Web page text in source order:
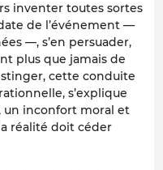
inventer toutes sortes
de l’événement —
—, s’en persuader,
plus que jamais de
cette conduite
s’explique
un inconfort moral et
réalité doit céder